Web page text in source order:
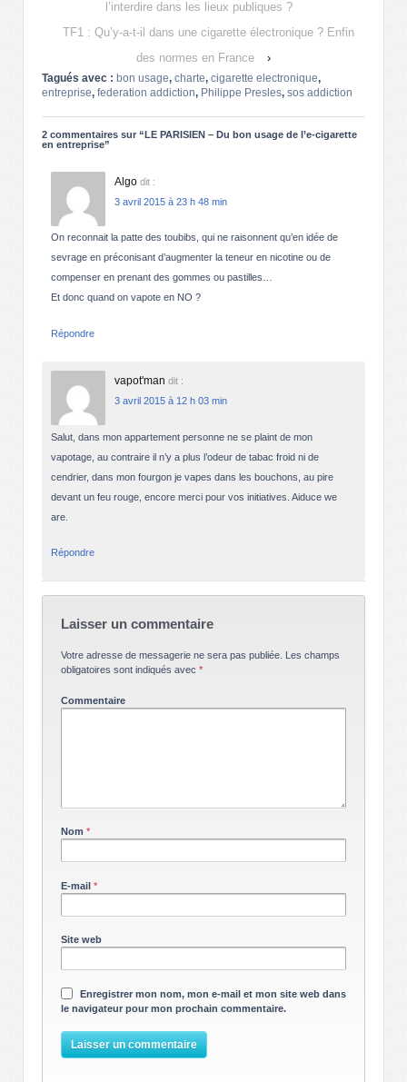
l’interdire dans les lieux publiques ?
TF1 : Qu’y-a-t-il dans une cigarette électronique ? Enfin
des normes en France
›
Tagués avec : bon usage, charte, cigarette electronique,
entreprise, federation addiction, Philippe Presles, sos addiction
2 commentaires sur “LE PARISIEN – Du bon usage de l’e-cigarette
en entreprise”
Algo dit :
3 avril 2015 à 23 h 48 min
On reconnait la patte des toubibs, qui ne raisonnent qu’en idée de
sevrage en préconisant d’augmenter la teneur en nicotine ou de
compenser en prenant des gommes ou pastilles…
Et donc quand on vapote en NO ?
Répondre
vapot'man dit :
3 avril 2015 à 12 h 03 min
Salut, dans mon appartement personne ne se plaint de mon
vapotage, au contraire il n’y a plus l’odeur de tabac froid ni de
cendrier, dans mon fourgon je vapes dans les bouchons, au pire
devant un feu rouge, encore merci pour vos initiatives. Aiduce we
are.
Répondre
Laisser un commentaire
Votre adresse de messagerie ne sera pas publiée. Les champs
obligatoires sont indiqués avec *
Commentaire
Nom *
E-mail *
Site web
Enregistrer mon nom, mon e-mail et mon site web dans
le navigateur pour mon prochain commentaire.